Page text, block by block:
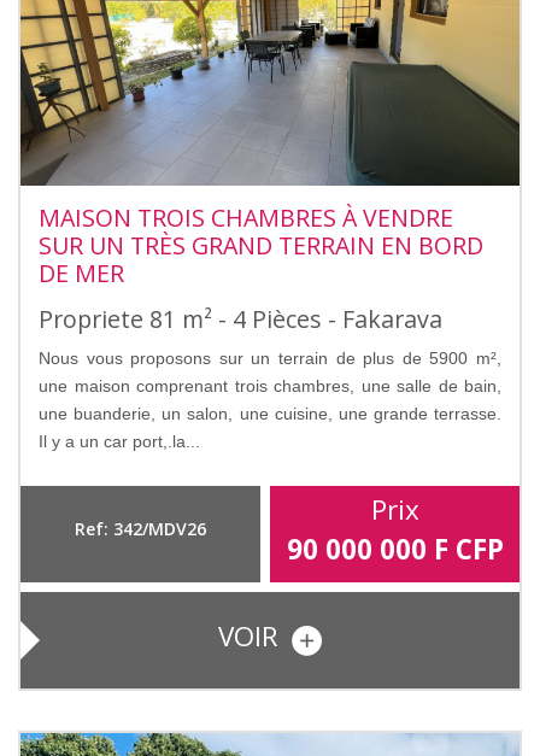
MAISON TROIS CHAMBRES À VENDRE
SUR UN TRÈS GRAND TERRAIN EN BORD
DE MER
Propriete 81 m² - 4 Pièces - Fakarava
Nous vous proposons sur un terrain de plus de 5900 m²,
une maison comprenant trois chambres, une salle de bain,
une buanderie, un salon, une cuisine, une grande terrasse.
Il y a un car port,.la...
Ref: 342/MDV26
Prix
90 000 000 F CFP
VOIR